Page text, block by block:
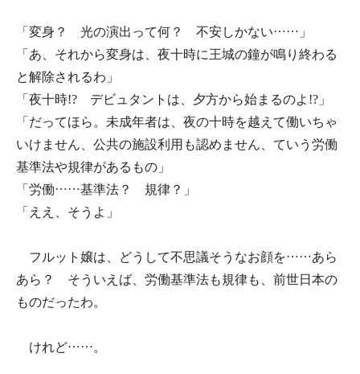
「変身？ 光の演出って何？ 不安しかない……」
「あ、それから変身は、夜十時に王城の鐘が鳴り終わる
と解除されるわ」
「夜十時!? デビュタントは、夕方から始まるのよ!?」
「だってほら。未成年者は、夜の十時を越えて働いちゃ
いけません、公共の施設利用も認めません、ていう労働
基準法や規律があるもの」
「労働……基準法？ 規律？」
「ええ、そうよ」
フルット嬢は、どうして不思議そうなお顔を……あら
あら？ そういえば、労働基準法も規律も、前世日本の
ものだったわ。
けれど……。